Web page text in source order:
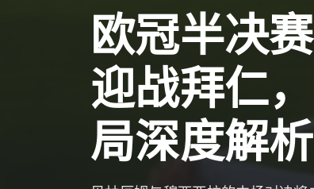
欧冠半决
迎战拜仁
局深度解析